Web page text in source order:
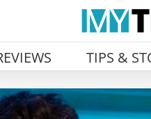
TIPS &